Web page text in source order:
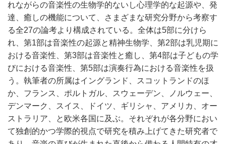
れながらの音楽性の生物学的ないし心理学的な起源や、発
達、癒しの機能について、さまざまな研究分野から考察す
る全27の論考より構成されている。全体は5部に分けら
れ、第1部は音楽性の起源と精神生物学、第2部は乳児期に
おける音楽性、第3部は音楽性と癒し、第4部は子どもの学
びにおける音楽性、第5部は演奏行為における音楽性を扱
う。執筆者の所属はイングランド、スコットランドのほ
か、フランス、ポルトガル、スウェーデン、ノルウェー、
デンマーク、スイス、ドイツ、ギリシャ、アメリカ、オー
ストラリア、と欧米各国に及ぶ。それぞれが各分野におい
て独創的かつ学際的視点で研究を積み上げてきた研究者で